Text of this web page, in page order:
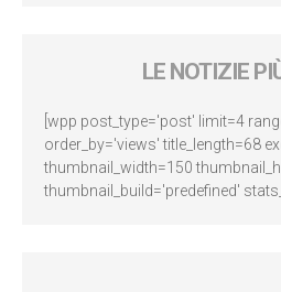
LE NOTIZIE
[wpp post_type='post' limit=4
order_by='views' title_length=68
thumbnail_width=150
thumbnail_build='predefined'